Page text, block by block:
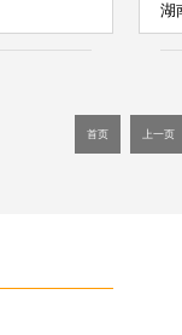
湖
首页 上一页